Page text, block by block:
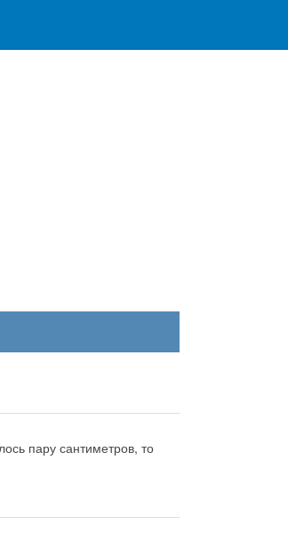
пару сантиметров, то